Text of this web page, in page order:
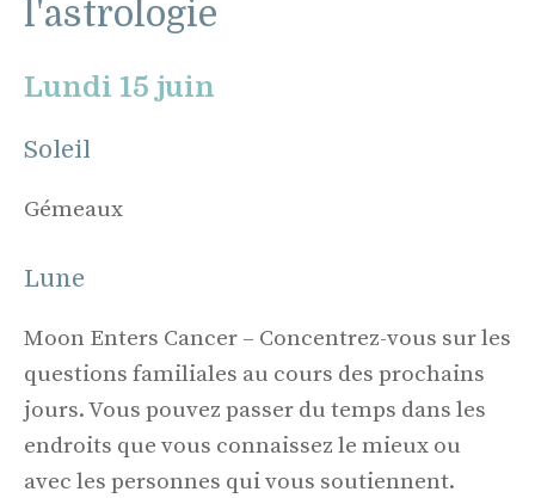
l'astrologie
Lundi 15 juin
Soleil
Gémeaux
Lune
Moon Enters Cancer – Concentrez-vous sur les
questions familiales au cours des prochains
jours. Vous pouvez passer du temps dans les
endroits que vous connaissez le mieux ou
avec les personnes qui vous soutiennent.